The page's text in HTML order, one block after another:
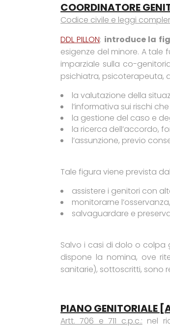
COORDINATORE
Codice civile e leggi
DDL PILLON: introduce la
esigenze del minore. A
imparziale sulla co-
psichiatra, psicoterapeuta,
la valutazione della
l’informativa sui rischi
la gestione del caso e
la ricerca dell’accordo,
l’assunzione, previo
Tale figura viene prevista
assistere i genitori con
monitorarne
salvaguardare e
Salvo i casi di dolo o colpa
dispone la nomina, ove
sanitarie), sottoscritti, sono
PIANO GENITORIALE
Artt. 706 e 711 c.p.c.: nel